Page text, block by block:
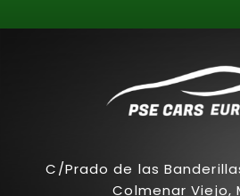
C/Prado de las
Colmenar Viejo,